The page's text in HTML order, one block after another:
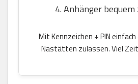
4. Anhänger bequem
Mit Kennzeichen + PIN
Nastätten zulassen. Viel